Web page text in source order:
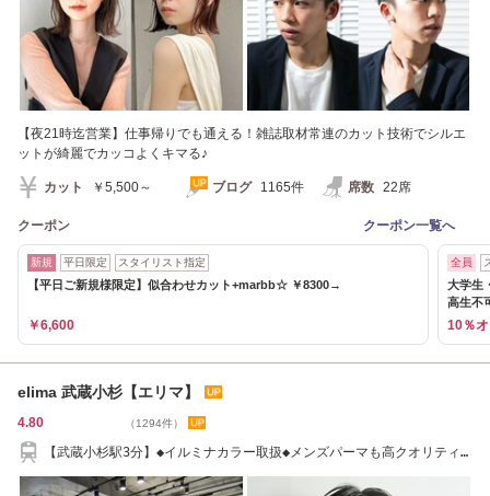
【夜21時迄営業】仕事帰りでも通える！雑誌取材常連のカット技術でシルエ
ットが綺麗でカッコよくキマる♪
カット ￥5,500～ ブログ 1165件 席数 22席
クーポン クーポン一覧へ
新規 平日限定 スタイリスト指定
【平日ご新規様限定】似合わせカット+marbb☆ ￥8300→
￥6,600
全員
大学生
高生不
10％
elima 武蔵小杉【エリマ】
4.80 （1294件）
【武蔵小杉駅3分】◆イルミナカラー取扱◆メンズパーマも高クオリティ